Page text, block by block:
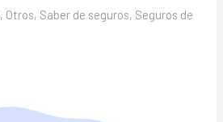
, Otros, Saber de seguros, Seguros de